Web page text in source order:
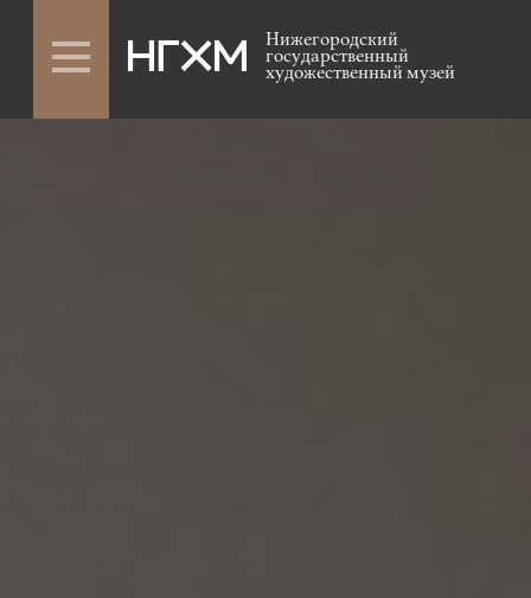
Нижегородский
государственный
художественный музей